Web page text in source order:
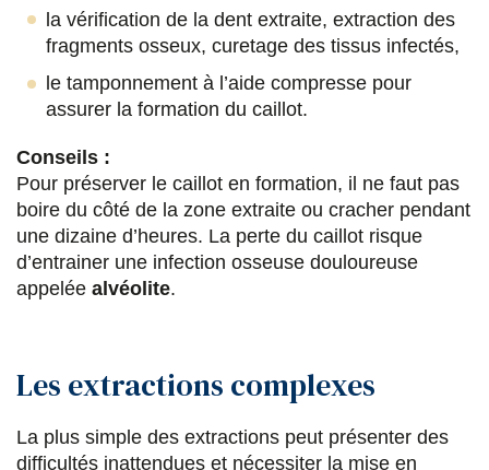
la vérification de la dent extraite, extraction des
fragments osseux, curetage des tissus infectés,
le tamponnement à l’aide compresse pour
assurer la formation du caillot.
Conseils :
Pour préserver le caillot en formation, il ne faut pas
boire du côté de la zone extraite ou cracher pendant
une dizaine d’heures. La perte du caillot risque
d’entrainer une infection osseuse douloureuse
appelée alvéolite.
Les extractions complexes
La plus simple des extractions peut présenter des
difficultés inattendues et nécessiter la mise en